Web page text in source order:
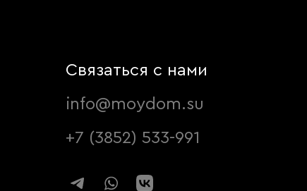
Связаться с нами
info@moydom.su
+7 (3852) 533-991